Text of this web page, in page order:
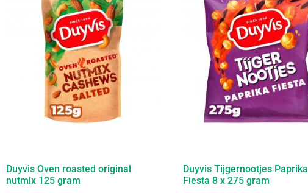
Duyvis Oven roasted original
nutmix 125 gram
Duyvis Tijgernootjes Paprika
Fiesta 8 x 275 gram